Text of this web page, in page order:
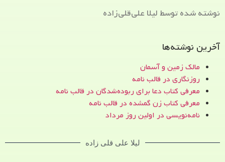
نوشته شده توسط لیلا علی‌قلی‌زاده
آخرین نوشته‌ها
مالک زمین و آسمان
روزنگاری در قالب نامه
معرفی کتاب دعا برای ربوده‌شدگان در قالب نامه
معرفی کتاب زن‌ گمشده در قالب نامه
نامه‌نویسی در اولین روز مرداد
لیلا علی قلی زاده